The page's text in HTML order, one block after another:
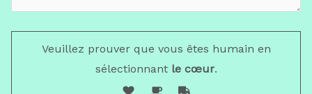
Veuillez prouver que vous êtes humain en
sélectionnantle cœur.